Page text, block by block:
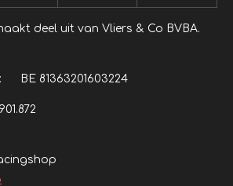
deel uit van Vliers & Co BVBA.
BE 81363201603224